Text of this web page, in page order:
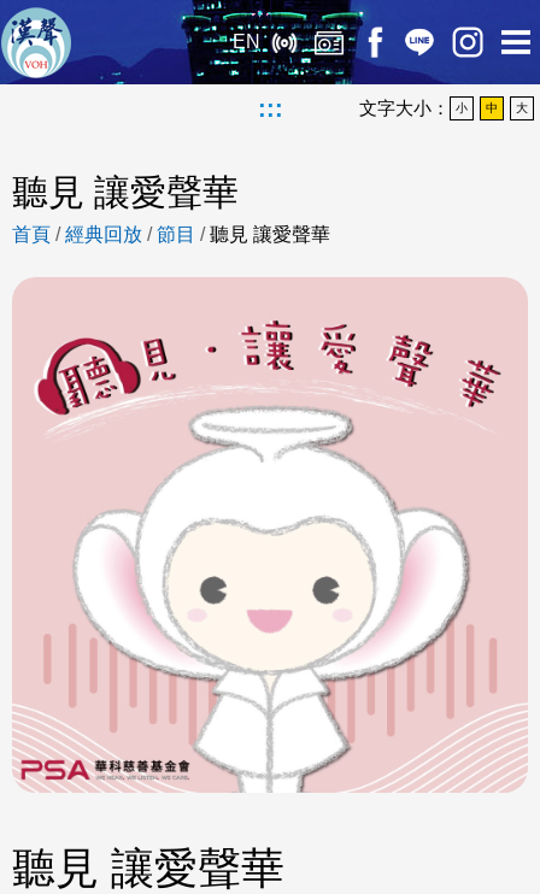
EN
::: 文字大小： 小 中 大
聽見 讓愛聲華
首頁 /經典回放 /節目 /聽見 讓愛聲華
聽見 讓愛聲華